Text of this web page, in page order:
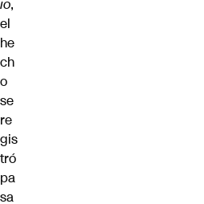
ío,
el
he
ch
o
se
re
gis
tró
pa
sa